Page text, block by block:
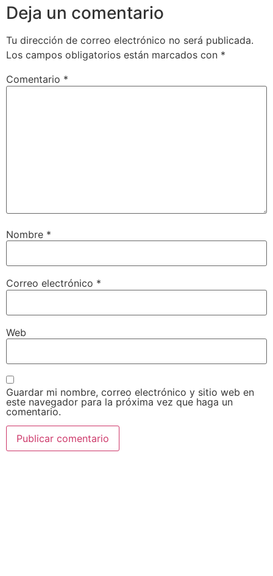
Deja un comentario
Tu dirección de correo electrónico no será publicada.
Los campos obligatorios están marcados con *
Comentario *
Nombre *
Correo electrónico *
Web
Guardar mi nombre, correo electrónico y sitio web en
este navegador para la próxima vez que haga un
comentario.